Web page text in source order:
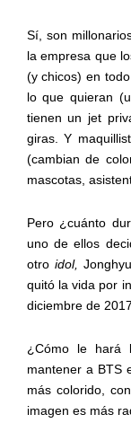
Sí, son
la empresa que
(y chicos) en
lo que quieran
tienen un jet
giras. Y
(cambian de
mascotas,
Pero ¿cuánto
uno de ellos
otroidol,
quitó la vida por
diciembre de
¿Cómo le hará
mantener a BTS
más colorido,
imagen es más